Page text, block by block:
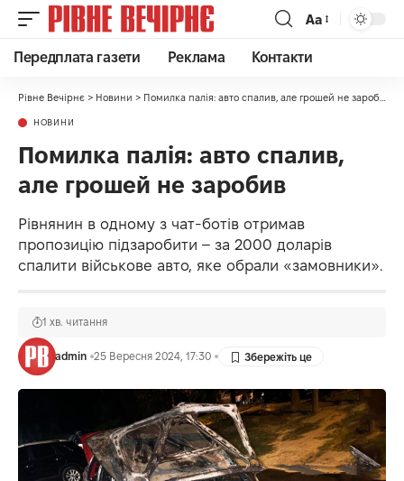
Аа
Передплата газети Реклама Контакти
Рівне Вечірнє > Новини > Помилка палія: авто спалив, але грошей не заробив
НОВИНИ
Помилка палія: авто спалив,
але грошей не заробив
Рівнянин в одному з чат-ботів отримав
пропозицію підзаробити – за 2000 доларів
спалити військове авто, яке обрали «замовники».
admin 25 Вересня 2024, 17:30
1 хв. читання